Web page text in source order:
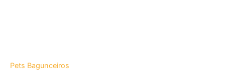
Pets Bagunceiros